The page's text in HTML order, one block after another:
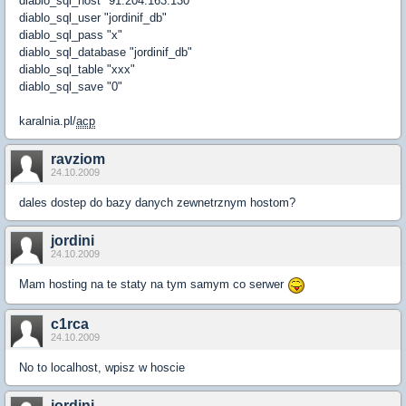
diablo_sql_user "jordinif_db"
diablo_sql_pass "x"
diablo_sql_database "jordinif_db"
diablo_sql_table "xxx"
diablo_sql_save "0"
karalnia.pl/acp
ravziom
24.10.2009
dales dostep do bazy danych zewnetrznym hostom?
jordini
24.10.2009
Mam hosting na te staty na tym samym co serwer
c1rca
24.10.2009
No to localhost, wpisz w hoscie